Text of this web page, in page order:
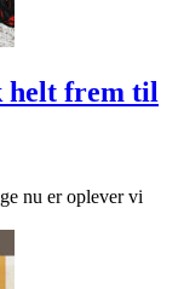
helt frem til
nu er oplever vi